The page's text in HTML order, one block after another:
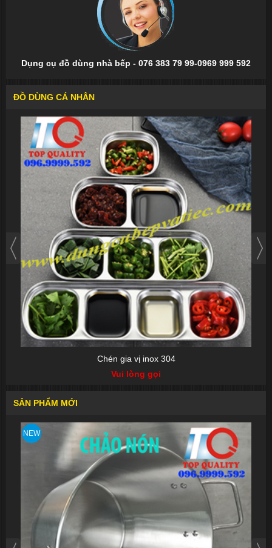
Dụng cụ đồ dùng nhà bếp - 076 383 79 99-0969 999 592
ĐỒ DÙNG CÁ NHÂN
Chén gia vị inox 304
Vui lòng gọi
SẢN PHẨM MỚI
NEW